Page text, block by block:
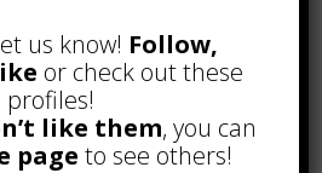
22nd, 2016
visite YouTube: i 5
TOP!
2nd, 2017
us know! Follow,
or check out these
profiles!
like them, you can
page to see others!